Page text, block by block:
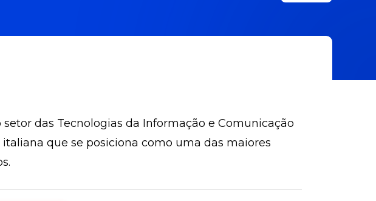
das Tecnologias da Informação e Comunicação
que se posiciona como uma das maiores